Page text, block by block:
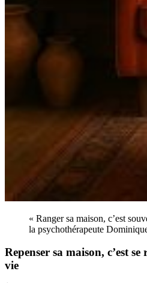
« Ranger sa maison, c’est
la psychothérapeute
Repenser sa maison, c’est
vie